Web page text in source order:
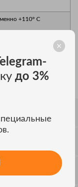
+110° C
кислотам, спирту,
растворителям
до 3%